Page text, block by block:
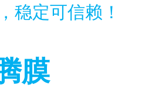
稳定可信赖！
膜